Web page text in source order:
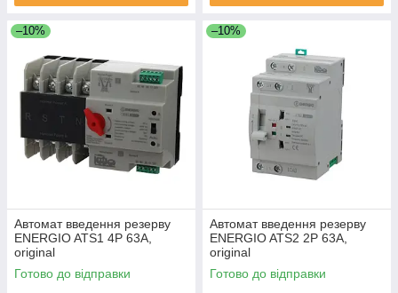
–10%
Автомат введення резерву
ENERGIO ATS1 4P 63A,
original
Готово до відправки
–10%
Автомат введення резерву
ENERGIO ATS2 2P 63A,
original
Готово до відправки